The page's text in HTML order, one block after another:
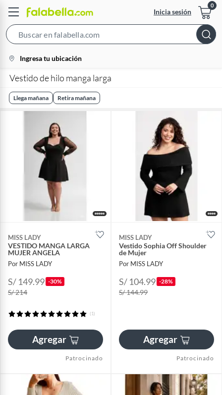
Inicia sesión
Bar
location-
icon
Ingresa tu ubicación
Vestido de hilo manga larga
Llega mañana Retira mañana
MISS LADY
VESTIDO MANGA LARGA
MUJER ANGELA
Por MISS LADY
S/ 149.99 -30%
S/ 214
(1)
Agregar
Patrocinado
MISS LADY
Vestido Sophia Off Shoulder
de Mujer
Por MISS LADY
S/ 104.99 -28%
S/ 144.99
Agregar
Patrocinado